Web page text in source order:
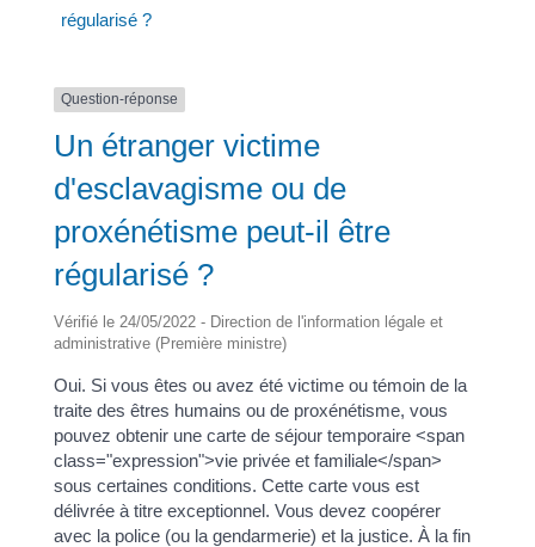
régularisé ?
Question-réponse
Un étranger victime
d'esclavagisme ou de
proxénétisme peut-il être
régularisé ?
Vérifié le 24/05/2022 - Direction de l'information légale et
administrative (Première ministre)
Oui. Si vous êtes ou avez été victime ou témoin de la
traite des êtres humains ou de proxénétisme, vous
pouvez obtenir une carte de séjour temporaire <span
class="expression">vie privée et familiale</span>
sous certaines conditions. Cette carte vous est
délivrée à titre exceptionnel. Vous devez coopérer
avec la police (ou la gendarmerie) et la justice. À la fin